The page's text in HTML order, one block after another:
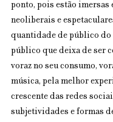
ponto, pois estão
neoliberais e
quantidade de público do
público que deixa de ser
voraz no seu consumo,
música, pela melhor
crescente das redes
subjetividades e formas